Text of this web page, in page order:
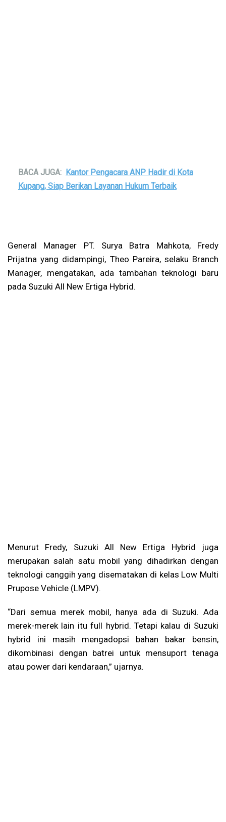
BACA JUGA: Kantor Pengacara ANP Hadir di Kota
Kupang, Siap Berikan Layanan Hukum Terbaik
General Manager PT. Surya Batra Mahkota, Fredy
Prijatna yang didampingi, Theo Pareira, selaku Branch
Manager, mengatakan, ada tambahan teknologi baru
pada Suzuki All New Ertiga Hybrid.
Menurut Fredy, Suzuki All New Ertiga Hybrid juga
merupakan salah satu mobil yang dihadirkan dengan
teknologi canggih yang disematakan di kelas Low Multi
Prupose Vehicle (LMPV).
“Dari semua merek mobil, hanya ada di Suzuki. Ada
merek-merek lain itu full hybrid. Tetapi kalau di Suzuki
hybrid ini masih mengadopsi bahan bakar bensin,
dikombinasi dengan batrei untuk mensuport tenaga
atau power dari kendaraan,” ujarnya.